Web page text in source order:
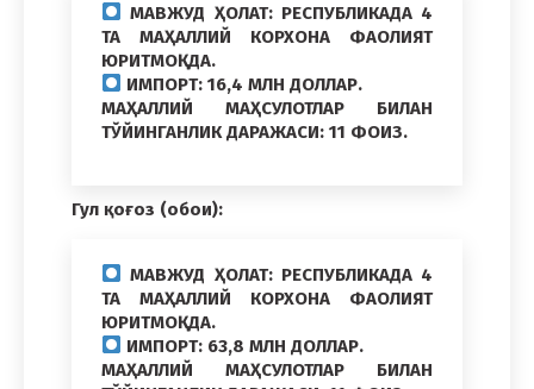
МАВЖУД ҲОЛАТ: РЕСПУБЛИКАДА 4
ТА МАҲАЛЛИЙ КОРХОНА ФАОЛИЯТ
ЮРИТМОҚДА.
ИМПОРТ: 16,4 МЛН ДОЛЛАР.
МАҲАЛЛИЙ МАҲСУЛОТЛАР БИЛАН
ТЎЙИНГАНЛИК ДАРАЖАСИ: 11 ФОИЗ.
Гул қоғоз (обои):
МАВЖУД ҲОЛАТ: РЕСПУБЛИКАДА 4
ТА МАҲАЛЛИЙ КОРХОНА ФАОЛИЯТ
ЮРИТМОҚДА.
ИМПОРТ: 63,8 МЛН ДОЛЛАР.
МАҲАЛЛИЙ МАҲСУЛОТЛАР БИЛАН